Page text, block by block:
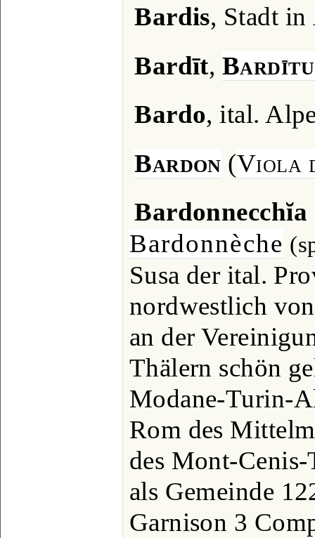
Bardis, Stadt
Bardīt,
Bardo, ital.
Bardon (Viola
Bardonnecchĭa
Bardonnèche
Susa der ital.
nordwestlich
an der
Thälern schön
Modane-Turin-
Rom des
des Mont-
als Gemeinde
Garnison 3